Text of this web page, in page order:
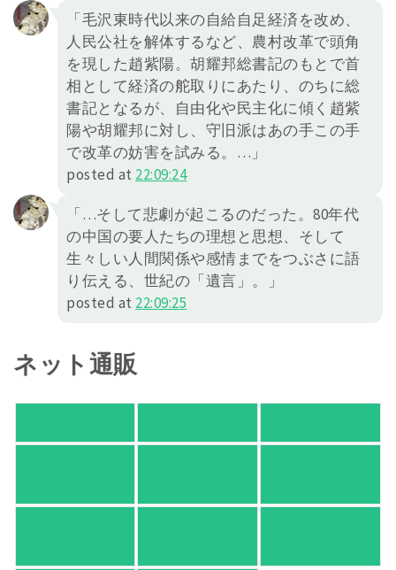
「毛沢東時代以来の自給自足経済を改め、
人民公社を解体するなど、農村改革で頭角
を現した趙紫陽。胡耀邦総書記のもとで首
相として経済の舵取りにあたり、のちに総
書記となるが、自由化や民主化に傾く趙紫
陽や胡耀邦に対し、守旧派はあの手この手
で改革の妨害を試みる。…」
posted at 22:09:24
「…そして悲劇が起こるのだった。80年代
の中国の要人たちの理想と思想、そして
生々しい人間関係や感情までをつぶさに語
り伝える、世紀の「遺言」。」
posted at 22:09:25
ネット通販